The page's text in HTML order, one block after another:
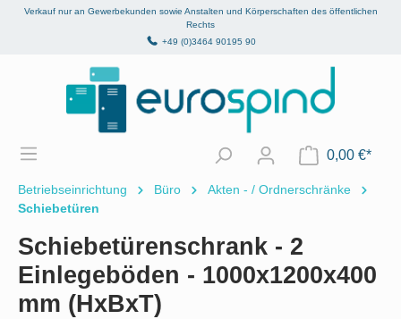
springen
Verkauf nur an Gewerbekunden sowie Anstalten und Körperschaften des öffentlichen
Rechts
+49 (0)3464 90195 90
0,00 €*
Betriebseinrichtung Büro
Akten - / Ordnerschränke
Schiebetüren
Schiebetürenschrank - 2
Einlegeböden - 1000x1200x400
mm (HxBxT)